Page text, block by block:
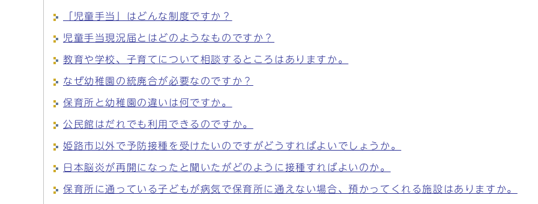
「児童手当」はどんな制度ですか？
児童手当現況届とはどのようなものですか？
教育や学校、子育てについて相談するところはありますか。
なぜ幼稚園の統廃合が必要なのですか？
保育所と幼稚園の違いは何ですか。
公民館はだれでも利用できるのですか。
姫路市以外で予防接種を受けたいのですがどうすればよいでしょうか。
日本脳炎が再開になったと聞いたがどのように接種すればよいのか。
保育所に通っている子どもが病気で保育所に通えない場合、預かってくれる施設はありますか。